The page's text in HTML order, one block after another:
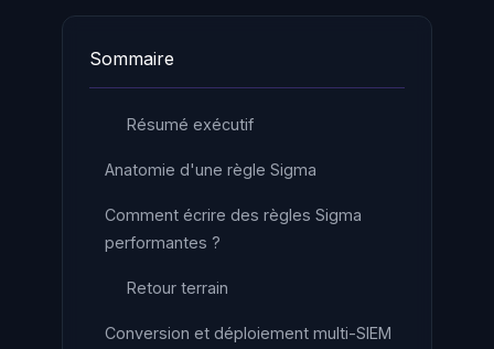
Sommaire
Résumé exécutif
Anatomie d'une règle Sigma
Comment écrire des règles Sigma
performantes ?
Retour terrain
Conversion et déploiement multi-SIEM